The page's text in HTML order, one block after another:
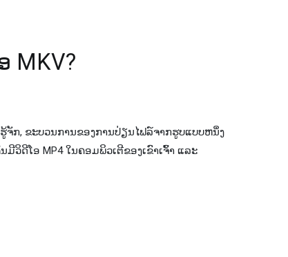
MKV​?
ຈັກ​, ຂະ​ບວນ​ການ​ຂອງ​ການ​ປ່ຽນ​ໄຟລ​໌​ຈາກ​ຮູບ​ແບບ​ຫນຶ່ງ​
ວິດີໂອ MP4 ໃນຄອມພິວເຕີຂອງເຂົາເຈົ້າ ແລະ